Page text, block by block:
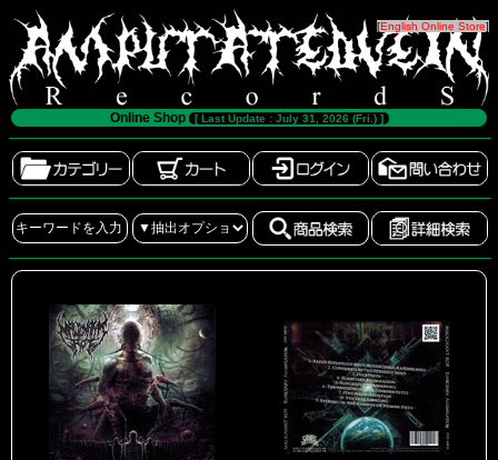
[English Online Store]
Online Shop [ Last Update : July 31, 2026 (Fri.) ]